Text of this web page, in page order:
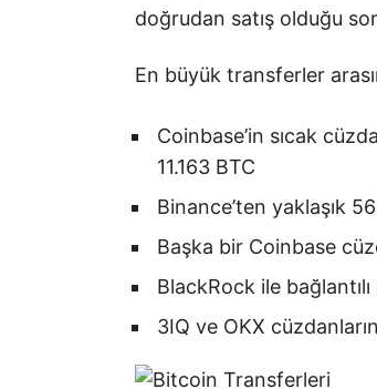
doğrudan satış olduğu
En büyük transferler
Coinbase’in sıcak
11.163 BTC
Binance’ten yaklaşık
Başka bir Coinbase
BlackRock ile
3IQ ve OKX